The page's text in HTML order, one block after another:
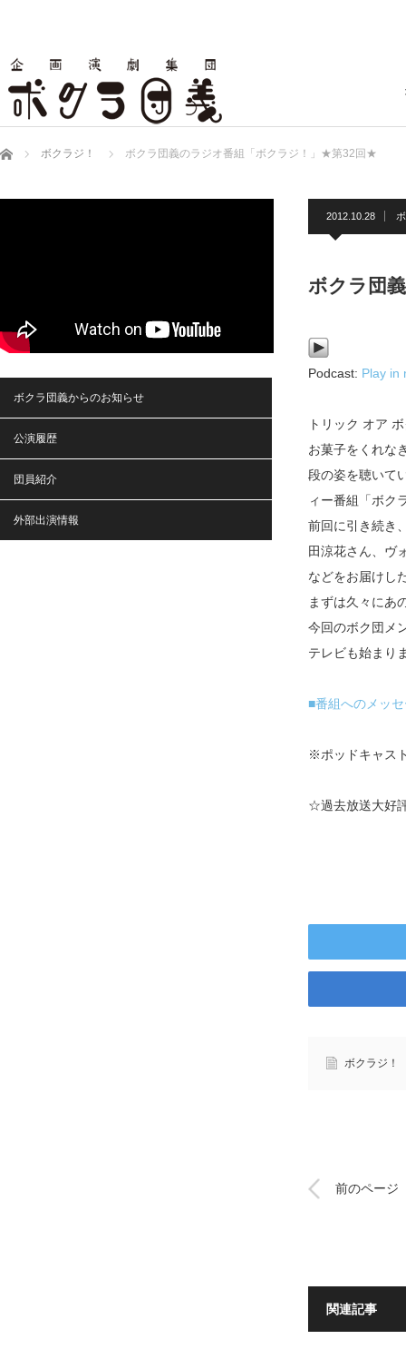
ホーム ボクラジ！ ボクラ団義のラジオ番組「ボクラジ！」★第32回★
2012.10.28
ボクラ団
Podcast: Play in
トリック オア
お菓子をくれな
段の姿を聴いて
ィー番組「ボク
前回に引き続き
田涼花さん、ヴ
などをお届けし
まずは久々にあ
今回のボク団メ
テレビも始まり
■番組へのメッ
※ポッドキャス
☆過去放送大好
ボクラジ！
前のページ
関連記事
ボクラ団義からのお知らせ
公演履歴
団員紹介
外部出演情報